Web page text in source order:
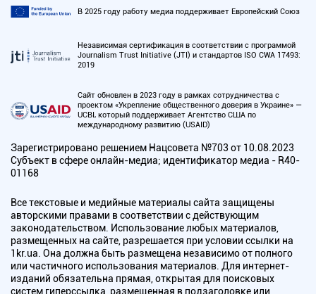
В 2025 году работу медиа поддерживает Европейский Союз
Независимая сертификация в соответствии с программой
Journalism Trust Initiative (JTI) и стандартов ISO CWA 17493:
2019
Сайт обновлен в 2023 году в рамках сотрудничества с
проектом «Укрепление общественного доверия в Украине» —
UCBI, который поддерживает Агентство США по
международному развитию (USAID)
Зарегистрировано решением Нацсовета №703 от 10.08.2023
Субъект в сфере онлайн-медиа; идентификатор медиа - R40-
01168
Все текстовые и медийные материалы сайта защищены
авторскими правами в соответствии с действующим
законодательством. Использование любых материалов,
размещенных на сайте, разрешается при условии ссылки на
1kr.ua. Она должна быть размещена независимо от полного
или частичного использования материалов. Для интернет-
изданий обязательна прямая, открытая для поисковых
систем гиперссылка, размещенная в подзаголовке или